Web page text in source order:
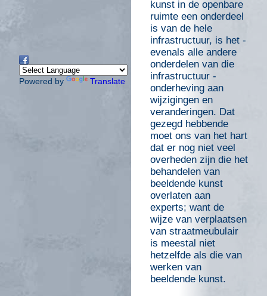
Powered by Translate
kunst in de openbare
ruimte een onderdeel
is van de hele
infrastructuur, is het -
evenals alle andere
onderdelen van die
infrastructuur -
onderheving aan
wijzigingen en
veranderingen. Dat
gezegd hebbende
moet ons van het hart
dat er nog niet veel
overheden zijn die het
behandelen van
beeldende kunst
overlaten aan
experts; want de
wijze van verplaatsen
van straatmeubulair
is meestal niet
hetzelfde als die van
werken van
beeldende kunst.